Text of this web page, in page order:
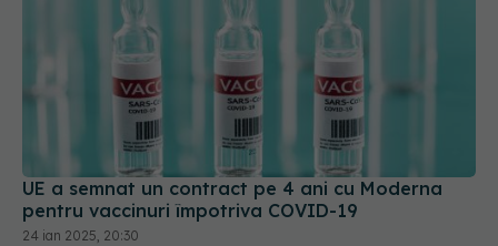
UE a semnat un contract pe 4 ani cu Moderna
pentru vaccinuri împotriva COVID-19
24 ian 2025, 20:30